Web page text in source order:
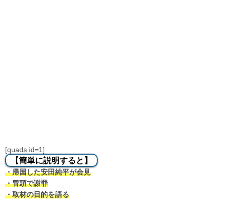
[quads id=1]
【簡単に説明すると】
・帰国した安田純平が会見
・冒頭で謝罪
・取材の目的を語る